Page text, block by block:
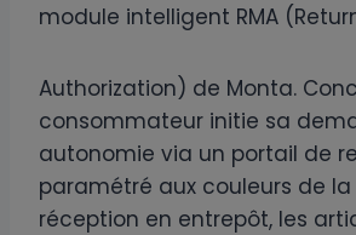
module intelligent RMA
Authorization) de Monta.
consommateur initie sa
autonomie via un portail de
paramétré aux couleurs de la
réception en entrepôt, les